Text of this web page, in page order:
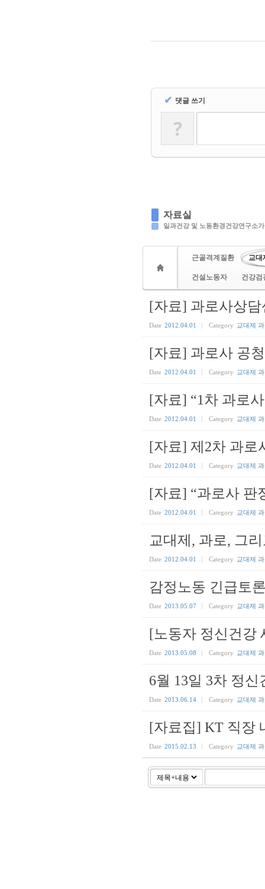
✔ 댓글 쓰기
?
자료실
일과건강 및 노동환경건강연구소
근골격계질환 교대
건설노동자 건강검
[자료] 과로사상담
Date 2012.04.01 Category 교대제
[자료] 과로사 공
Date 2012.04.01 Category 교대제
[자료] “1차 과로
Date 2012.04.01 Category 교대제
[자료] 제2차 과로
Date 2012.04.01 Category 교대제
[자료] “과로사 판
Date 2012.04.01 Category 교대제
교대제, 과로, 그
Date 2012.04.01 Category 교대제
감정노동 긴급토
Date 2013.05.07 Category 교대제
[노동자 정신건강
Date 2013.05.08 Category 교대제
6월 13일 3차 정
Date 2013.06.14 Category 교대제
[자료집] KT 직장
Date 2015.02.13 Category 교대제